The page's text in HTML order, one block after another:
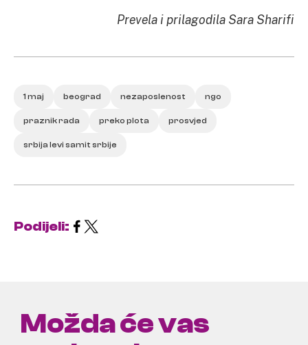
Prevela i prilagodila Sara Sharifi
1 maj beograd nezaposlenost ngo
praznik rada preko plota prosvjed
srbija levi samit srbije
Podijeli:
Možda će vas